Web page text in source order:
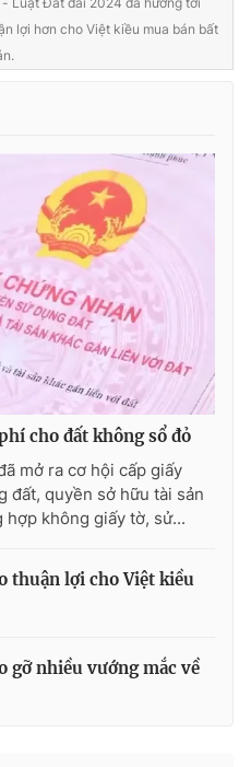
lợi hơn cho Việt kiều mua bán bất
cho đất không sổ đỏ
mở ra cơ hội cấp giấy
đất, quyền sở hữu tài sản
không giấy tờ, sử...
thuận lợi cho Việt kiều
gỡ nhiều vướng mắc về